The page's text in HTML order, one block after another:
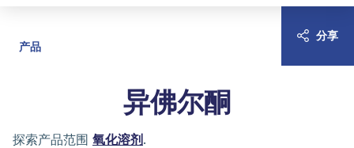
产品
异佛尔酮
探索产品范围 氧化溶剂 .
分享